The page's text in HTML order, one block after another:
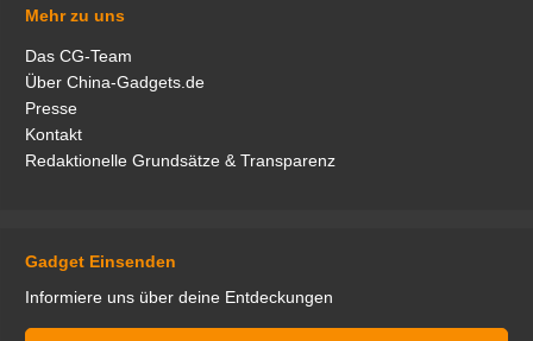
Mehr zu uns
Das CG-Team
Über China-Gadgets.de
Presse
Kontakt
Redaktionelle Grundsätze & Transparenz
Gadget Einsenden
Informiere uns über deine Entdeckungen